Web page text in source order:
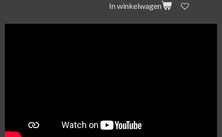
In winkelwagen